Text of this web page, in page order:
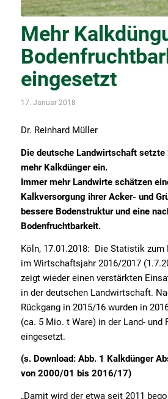
Mehr
eingesetzt
17. Januar 2018
Dr. Reinhard Müller
Die deutsche Landwirtschaft
mehr Kalkdünger ein.
Immer mehr Landwirte schätzen
Kalkversorgung ihrer Acker- und
bessere Bodenstruktur und eine
Bodenfruchtbarkeit.
Köln, 17.01.2018: Die Statistik zum
im Wirtschaftsjahr 2016/2017
zeigt wieder einen verstärkten
in der deutschen Landwirtschaft.
Rückgang in 2015/16 wurden in
(ca. 5 Mio. t Ware) in der Land-
eingesetzt.
(s. Download: Abb. 1 Kalkdünger
von 2000/01 bis 2016/17)
„Damit wird der etwa seit 2011